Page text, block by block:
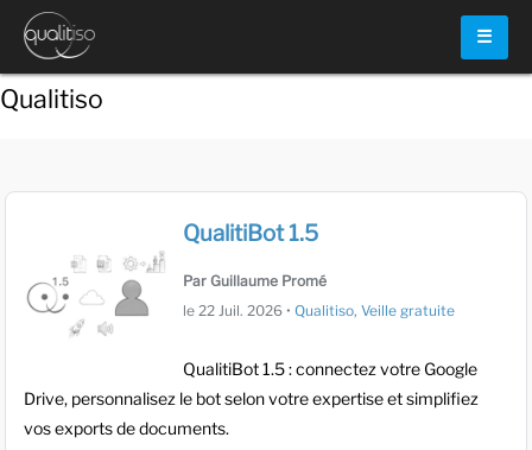
☰
Qualitiso
QualitiBot 1.5
Par Guillaume Promé
le 22 Juil. 2026 •Qualitiso,Veille gratuite
QualitiBot 1.5 : connectez votre Google
Drive, personnalisez le bot selon votre expertise et simplifiez
vos exports de documents.